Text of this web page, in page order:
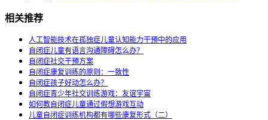
相关推荐
人工智能技术在孤独症儿童认知能力干预中的应用
自闭症儿童有语言沟通障碍怎么办？
自闭症社交干预方案
自闭症康复训练的原则：一致性
自闭症孩子好动怎么办？
自闭症青少年社交训练游戏：友谊宇宙
如何教自闭症儿童通过假想游戏互动
儿童自闭症训练机构都有哪些康复形式（二）